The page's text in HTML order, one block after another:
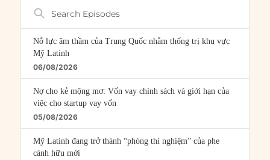
Search
Episodes
Nỗ lực âm thầm của Trung Quốc nhằm thống trị khu vực
Mỹ Latinh
06/08/2026
Nợ cho kẻ mộng mơ: Vốn vay chính sách và giới hạn của
việc cho startup vay vốn
05/08/2026
Mỹ Latinh đang trở thành “phòng thí nghiệm” của phe
cánh hữu mới